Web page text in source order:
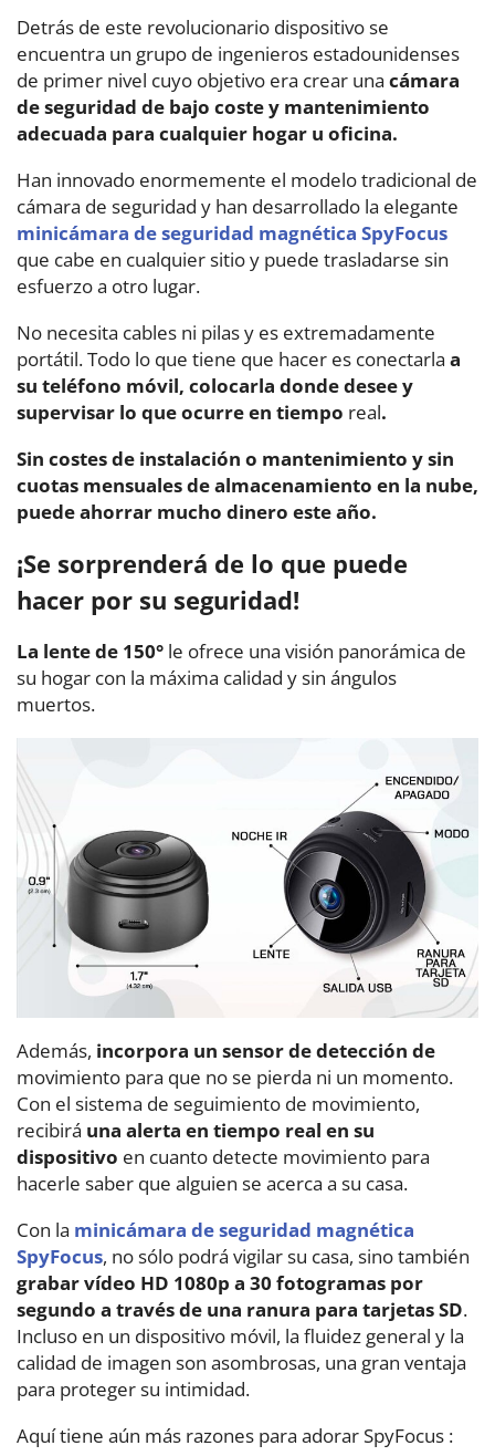
Detrás de este revolucionario dispositivo se
encuentra un grupo de ingenieros estadounidenses
de primer nivel cuyo objetivo era crear una cámara
de seguridad de bajo coste y mantenimiento
adecuada para cualquier hogar u oficina.
Han innovado enormemente el modelo tradicional de
cámara de seguridad y han desarrollado la elegante
minicámara de seguridad magnética SpyFocus
que cabe en cualquier sitio y puede trasladarse sin
esfuerzo a otro lugar.
No necesita cables ni pilas y es extremadamente
portátil. Todo lo que tiene que hacer es conectarla a
su teléfono móvil, colocarla donde desee y
supervisar lo que ocurre en tiempo real.
Sin costes de instalación o mantenimiento y sin
cuotas mensuales de almacenamiento en la nube,
puede ahorrar mucho dinero este año.
¡Se sorprenderá de lo que puede
hacer por su seguridad!
La lente de 150° le ofrece una visión panorámica de
su hogar con la máxima calidad y sin ángulos
muertos.
Además, incorpora un sensor de detección de
movimiento para que no se pierda ni un momento.
Con el sistema de seguimiento de movimiento,
recibirá una alerta en tiempo real en su
dispositivo en cuanto detecte movimiento para
hacerle saber que alguien se acerca a su casa.
Con la minicámara de seguridad magnética
SpyFocus, no sólo podrá vigilar su casa, sino también
grabar vídeo HD 1080p a 30 fotogramas por
segundo a través de una ranura para tarjetas SD.
Incluso en un dispositivo móvil, la fluidez general y la
calidad de imagen son asombrosas, una gran ventaja
para proteger su intimidad.
Aquí tiene aún más razones para adorar SpyFocus :